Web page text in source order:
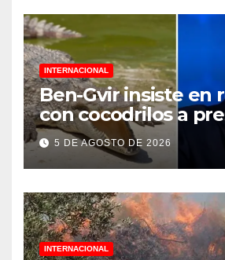
INTERNACIONAL
Ben-Gvir insiste en
con cocodrilos a
palestinos
5 DE AGOSTO DE 2026
INTERNACIONAL